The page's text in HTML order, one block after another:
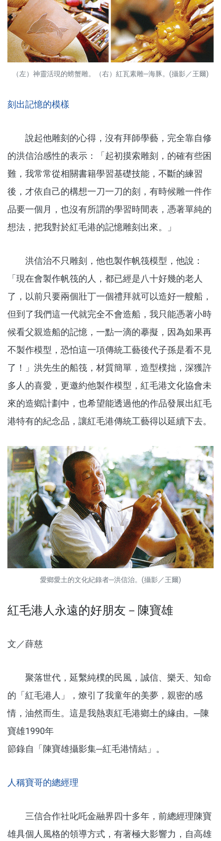
（左）神靈活現的螃蟹雕。（右）紅瓦素雕─海豚。(攝影／王爾)
刻出記憶的模樣
說起他雕刻的心得，沒有拜師學藝，完全靠自修
的洪信治感性的表示：「起初摸索雕刻，的確有些困
難，我常常從相關書籍學習基礎技能，不斷的練習
後，才依自己的構想一刀一刀的刻，有時候雕一件作
品要一個月，也沒有所謂的學習時間表，憑著單純的
想法，把我對於紅毛港的記憶雕刻出來。」
洪信治不只雕刻，他也製作帆筏模型，他說：
「現在會製作帆筏的人，都已經是八十好幾的老人
了，以前只要兩個壯丁一個禮拜就可以造好一艘船，
但到了我們這一代就完全不會造船，我只能憑著小時
候看父親造船的記憶，一點一滴的摹擬，因為如果再
不製作模型，恐怕這一項傳統工藝後代子孫是看不見
了！」洪先生的船筏，材質簡單，造型樸拙，深獲許
多人的喜愛，更邀約他製作模型，紅毛港文化協會未
來的造鄉計劃中，也希望能透過他的作品發展出紅毛
港特有的紀念品，讓紅毛港傳統工藝得以延續下去。
愛鄉愛土的文化紀錄者─洪信治。(攝影／王爾)
紅毛港人永遠的好朋友－陳寶雄
文／薛慈
聚落世代，延繫純樸的民風，誠信、樂天、知命
的「紅毛港人」，燎引了我童年的美夢，親密的感
情，油然而生。這是我熱衷紅毛港鄉土的緣由。─陳
寶雄1990年
節錄自「陳寶雄攝影集─紅毛港情結」。
人稱寶哥的總經理
三信合作社叱吒金融界四十多年，前總經理陳寶
雄具個人風格的領導方式，有著極大影響力，自高雄